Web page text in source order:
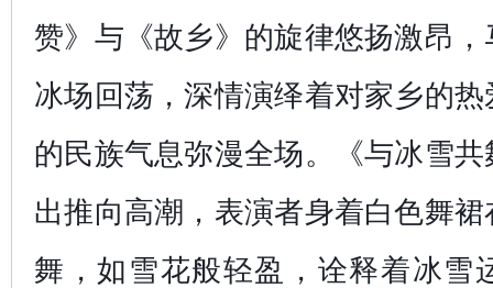
赞》与《故乡》的旋律悠扬激昂
冰场回荡，深情演绎着对家乡的
的民族气息弥漫全场。《与冰雪
出推向高潮，表演者身着白色舞
舞，如雪花般轻盈，诠释着冰雪